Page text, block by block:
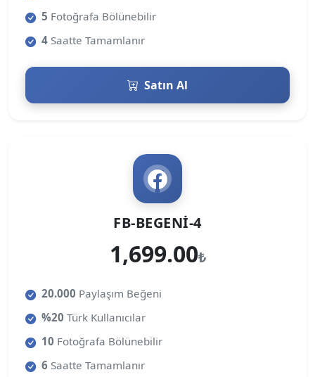
5 Fotoğrafa Bölünebilir
4 Saatte Tamamlanır
Satın Al
FB-BEGENI-4
1,699.00₺
20.000 Paylaşım Beğeni
%20 Türk Kullanıcılar
10 Fotoğrafa Bölünebilir
6 Saatte Tamamlanır